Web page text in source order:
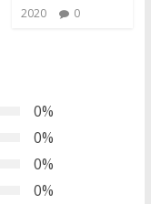
2020
0
0%
0%
0%
0%